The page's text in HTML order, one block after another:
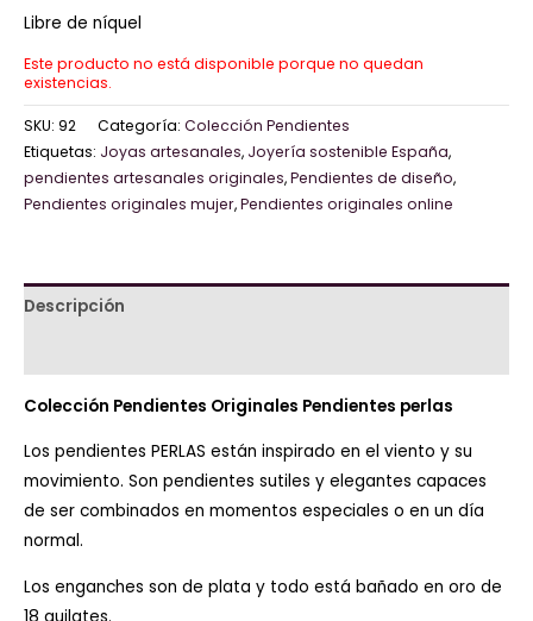
Libre de níquel
Este producto no está disponible porque no quedan
existencias.
SKU: 92 Categoría: Colección Pendientes
Etiquetas: Joyas artesanales, Joyería sostenible España,
pendientes artesanales originales,Pendientes de diseño,
Pendientes originales mujer,Pendientes originales online
Descripción
Colección Pendientes Originales Pendientes perlas
Los pendientes PERLAS están inspirado en el viento y su
movimiento. Son pendientes sutiles y elegantes capaces
de ser combinados en momentos especiales o en un día
normal.
Los enganches son de plata y todo está bañado en oro de